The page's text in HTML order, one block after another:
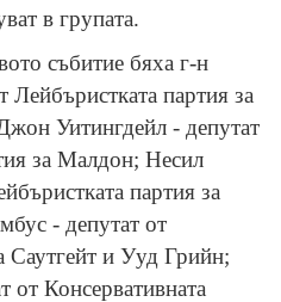
в групата.
събитие бяха г-н
партия за
Уитингдейл - депутат
за Малдoн; Несил
партия за
- депутат от
Саутгейт и Ууд Грийн;
Консервативната